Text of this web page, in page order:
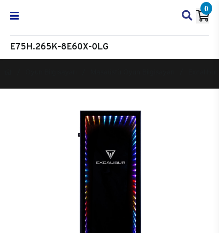
0
E75H.265K-8E60X-0LG